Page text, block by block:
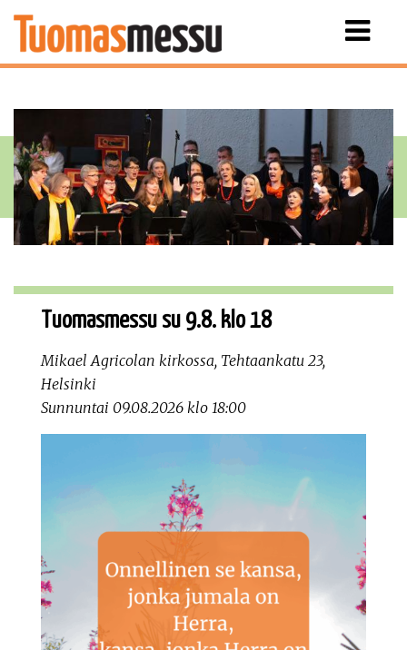
Näytä
Tuomasmessu su 9.8. klo 18
Mikael Agricolan kirkossa, Tehtaankatu 23,
Helsinki
Sunnuntai 09.08.2026 klo 18:00